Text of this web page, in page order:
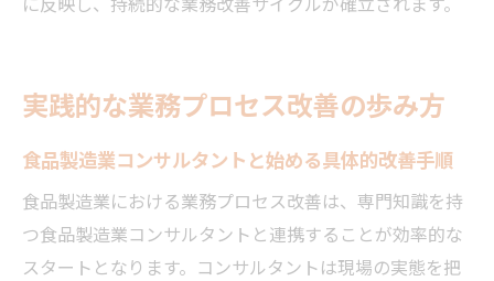
実践的な業務プロセス改善の歩み方
食品製造業コンサルタントと始める具体的改善手順
食品製造業における業務プロセス改善は、専門知識を持
つ食品製造業コンサルタントと連携することが効率的な
スタートとなります。コンサルタントは現場の実態を把